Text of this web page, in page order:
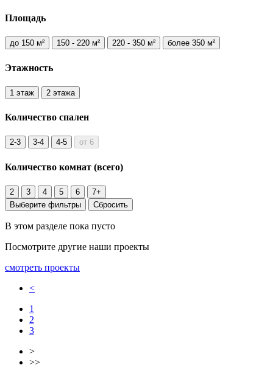
Площадь
до 150 м² 150 - 220 м² 220 - 350 м² более 350 м²
Этажность
1 этаж 2 этажа
Количество спален
2-3 3-4 4-5 от 6
Количество комнат (всего)
2 3 4 5 6
7+
Выберите фильтры
Сбросить
В этом разделе пока пусто
Посмотрите другие наши проекты
смотреть проекты
<
1
2
3
>
>>